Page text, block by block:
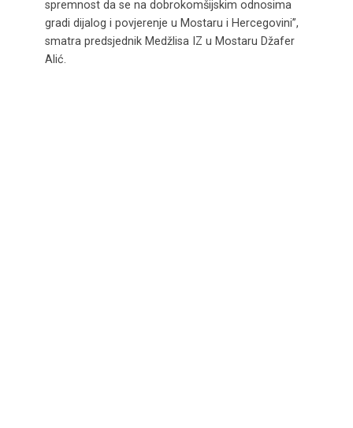
spremnost da se na dobrokomšijskim odnosima
gradi dijalog i povjerenje u Mostaru i Hercegovini”,
smatra predsjednik Medžlisa IZ u Mostaru Džafer
Alić.